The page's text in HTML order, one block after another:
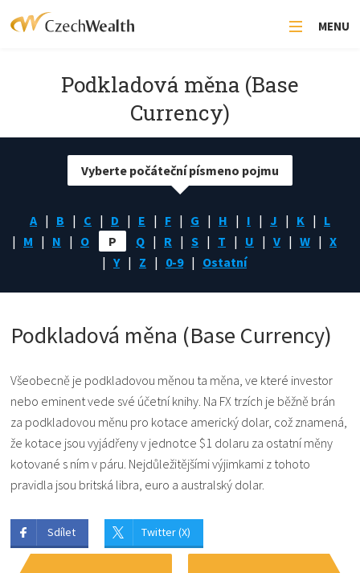
MENU
Podkladová měna (Base
Currency)
A B C D E F G H I J K
L
M
N O P Q R S T U V W
X
Y
Z 0-9 Ostatní
Vyberte počáteční písmeno pojmu
Podkladová měna (Base Currency)
Všeobecně je podkladovou měnou ta měna, ve které investor
nebo eminent vede své účetní knihy. Na FX trzích je běžně brán
za podkladovou měnu pro kotace americký dolar, což znamená,
že kotace jsou vyjádřeny v jednotce $1 dolaru za ostatní měny
kotované s ním v páru. Nejdůležitějšími výjimkami z tohoto
pravidla jsou britská libra, euro a australský dolar.
Sdílet Twitter (X)